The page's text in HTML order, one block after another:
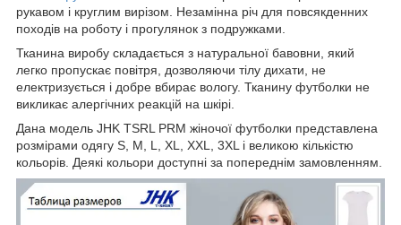
рукавом і круглим вирізом. Незамінна річ для повсякденних
походів на роботу і прогулянок з подружками.
Тканина виробу складається з натуральної бавовни, який
легко пропускає повітря, дозволяючи тілу дихати, не
електризується і добре вбирає вологу. Тканину футболки не
викликає алергічних реакцій на шкірі.
Дана модель JHK TSRL PRM жіночої футболки представлена
розмірами одягу S, M, L, XL, XXL, 3XL і великою кількістю
кольорів. Деякі кольори доступні за попереднім замовленням.